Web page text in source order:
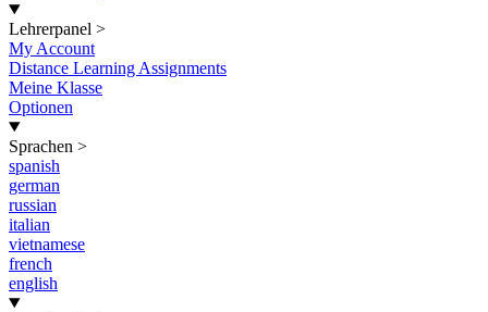
Lehrerpanel >
My Account
Distance Learning Assignments
Meine Klasse
Optionen
Sprachen >
spanish
german
russian
italian
vietnamese
french
english